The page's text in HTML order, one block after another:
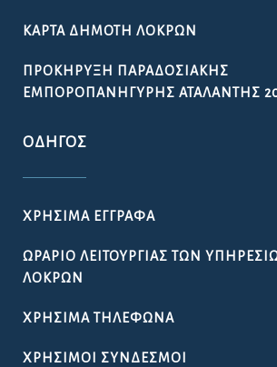
ΚΆΡΤΑ ΔΗΜΌΤΗ ΛΟΚΡΏΝ
ΠΡΟΚΉΡΥΞΗ ΠΑΡΑΔΟΣΙΑΚΉΣ
ΕΜΠΟΡΟΠΑΝΉΓΥΡΗΣ ΑΤΑΛΆΝΤΗΣ
ΟΔΗΓΌΣ
ΧΡΉΣΙΜΑ ΈΓΓΡΑΦΑ
ΩΡΆΡΙΟ ΛΕΙΤΟΥΡΓΊΑΣ ΤΩΝ
ΛΟΚΡΏΝ
ΧΡΉΣΙΜΑ ΤΗΛΈΦΩΝΑ
ΧΡΉΣΙΜΟΙ ΣΎΝΔΕΣΜΟΙ